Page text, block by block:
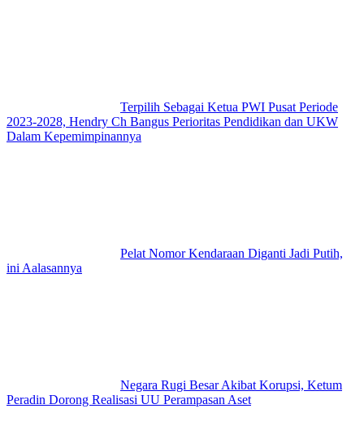
Terpilih Sebagai Ketua PWI Pusat Periode
2023-2028, Hendry Ch Bangus Perioritas Pendidikan dan UKW
Dalam Kepemimpinannya
Pelat Nomor Kendaraan Diganti Jadi Putih,
ini Aalasannya
Negara Rugi Besar Akibat Korupsi, Ketum
Peradin Dorong Realisasi UU Perampasan Aset